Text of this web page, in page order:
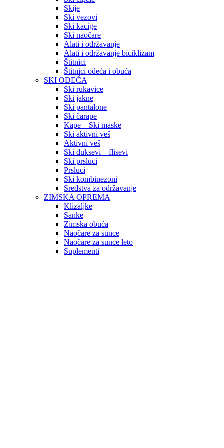
Skije
Ski vezovi
Ski kacige
Ski naočare
Alati i održavanje
Alati i održavanje biciklizam
Štitnici
Štitnici odeća i obuća
SKI ODEĆA
Ski rukavice
Ski jakne
Ski pantalone
Ski čarape
Kape – Ski maske
Ski aktivni veš
Aktivni veš
Ski duksevi – flisevi
Ski prsluci
Prsluci
Ski kombinezoni
Sredstva za održavanje
ZIMSKA OPREMA
Klizaljke
Sanke
Zimska obuća
Naočare za sunce
Naočare za sunce leto
Suplementi